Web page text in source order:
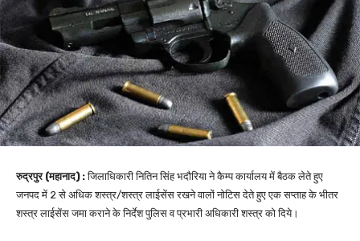
रुद्रपुर (महानाद) :जिलाधिकारी नितिन सिंह भदौरिया ने कैम्प कार्यालय में बैठक लेते हुए
जनपद में 2 से अधिक शस्त्र/शस्त्र लाईसेंस रखने वालों नोटिस देते हुए एक सप्ताह के भीतर
शस्त्र लाईसेंस जमा कराने के निर्देश पुलिस व प्रभारी अधिकारी शस्त्र को दिये।